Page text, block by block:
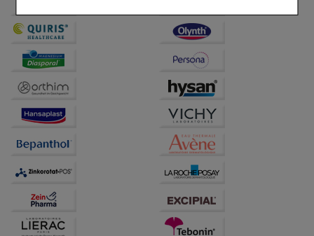
Einkaufserlebnis noch ansprechender zu gestalten,
beispielsweise für die Wiedererkennung des
Besuchers oder unsere Seite an bevorzugte
Verhaltensweisen (z.B. Spracheinstellung)
anzupassen. Komfort-Cookies ermöglichen es uns
auch auf Ihre Bedürfnisse zugeschrittene Inhalte
anzuzeigen und unser Partnerprogramm zu
Statistik & Tracking:
Informationen über die Art und Weise der Nutzung
unserer Website sammeln, mit deren Hilfe wir unsere
Website weiter für Sie optimieren können, den Inhalt
auf unserer Website aber auch die Werbung auf
Drittseiten möglichst relevant für Sie zu gestalten.
Bitte beachten Sie, dass Daten hierfür teilweise an
Dritte wie z.B. Google oder soziale Medien
übertragen werden.